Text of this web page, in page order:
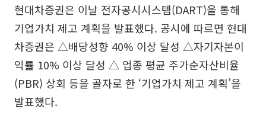
현대차증권은 이날 전자공시시스템(DART)을 통해
기업가치 제고 계획을 발표했다. 공시에 따르면 현대
차증권은 △배당성향 40% 이상 달성 △자기자본이
익률 10% 이상 달성 △ 업종 평균 주가순자산비율
(PBR) 상회 등을 골자로 한 ‘기업가치 제고 계획’을
발표했다.